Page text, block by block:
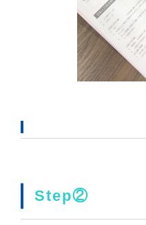
Step②